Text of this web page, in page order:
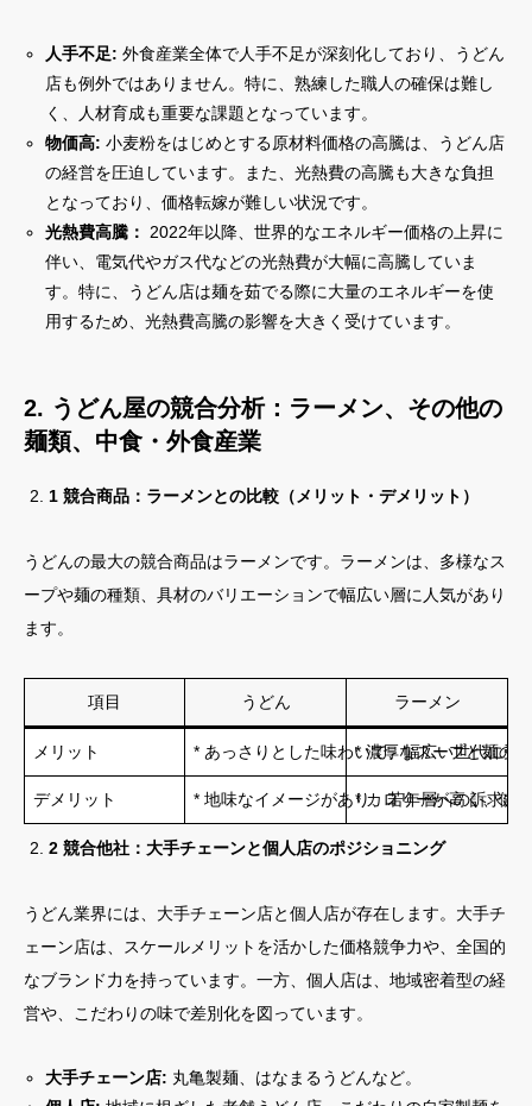
人手不足: 外食産業全体で人手不足が深刻化しており、うどん
店も例外ではありません。特に、熟練した職人の確保は難し
く、人材育成も重要な課題となっています。
物価高: 小麦粉をはじめとする原材料価格の高騰は、うどん店
の経営を圧迫しています。また、光熱費の高騰も大きな負担
となっており、価格転嫁が難しい状況です。
光熱費高騰：
2022年以降、世界的なエネルギー価格の上昇に
伴い、電気代やガス代などの光熱費が大幅に高騰していま
す。特に、うどん店は麺を茹でる際に大量のエネルギーを使
用するため、光熱費高騰の影響を大きく受けています。
2. うどん屋の競合分析：ラーメン、その他の
麺類、中食・外食産業
1 競合商品：ラーメンとの比較（メリット・デメリット）
うどんの最大の競合商品はラーメンです。ラーメンは、多様なス
ープや麺の種類、具材のバリエーションで幅広い層に人気があり
ます。
項目 うどん ラーメン
メリット * あっさりとした味わいで、幅広い世代に受
* 濃厚なスープと麺の
デメリット * 地味なイメージがあり、若年層への訴求力
* カロリーが高く、健
2 競合他社：大手チェーンと個人店のポジショニング
うどん業界には、大手チェーン店と個人店が存在します。大手チ
ェーン店は、スケールメリットを活かした価格競争力や、全国的
なブランド力を持っています。一方、個人店は、地域密着型の経
営や、こだわりの味で差別化を図っています。
大手チェーン店: 丸亀製麺、はなまるうどんなど。